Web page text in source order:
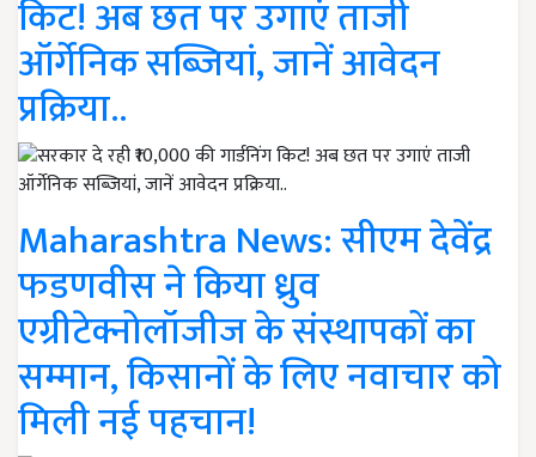
किट! अब छत पर उगाएं ताजी
ऑर्गेनिक सब्जियां, जानें आवेदन
प्रक्रिया..
Maharashtra News: सीएम देवेंद्र
फडणवीस ने किया ध्रुव
एग्रीटेक्नोलॉजीज के संस्थापकों का
सम्मान, किसानों के लिए नवाचार को
मिली नई पहचान!